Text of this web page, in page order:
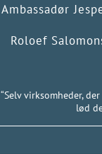
Ambassadør
Roloef
“Selv virksomheder,
lød